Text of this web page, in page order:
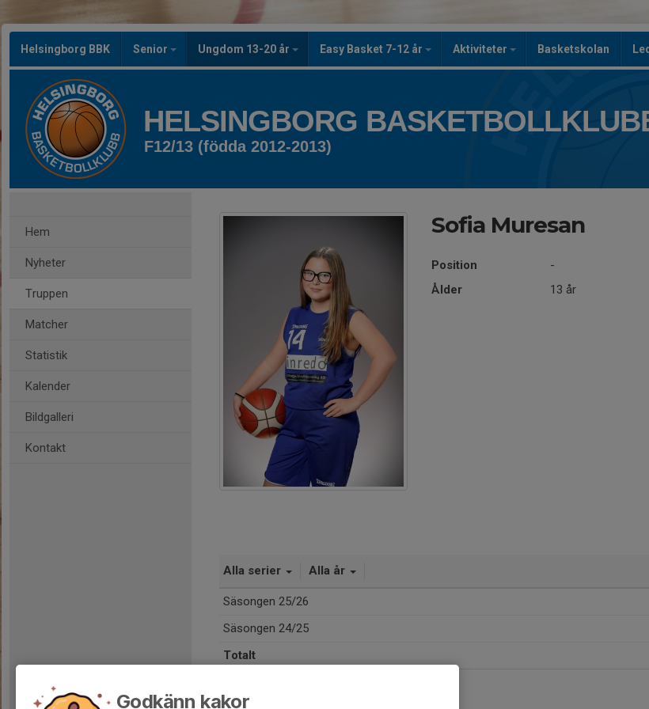
Helsingborg BBK Senior Ungdom 13-20 år Easy Basket 7-12 år Aktiviteter Basketskolan
HELSINGBORG
F12/13 (födda 2012-2013)
Hem
Nyheter
Truppen
Matcher
Statistik
Kalender
Bildgalleri
Kontakt
Sofia Muresan
Position
-
Ålder
13 år
Alla serier Alla år
Säsongen 25/26
Säsongen 24/25
Totalt
Godkänn kakor